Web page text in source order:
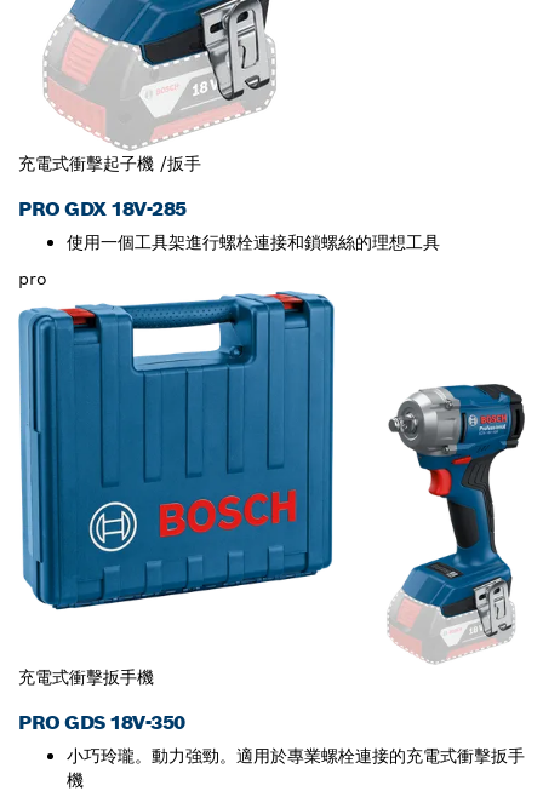
充電式衝擊起子機 /扳手
PRO GDX 18V-285
使用一個工具架進行螺栓連接和鎖螺絲的理想工具
pro
充電式衝擊扳手機
PRO GDS 18V-350
小巧玲瓏。動力強勁。適用於專業螺栓連接的充電式衝擊扳手
機